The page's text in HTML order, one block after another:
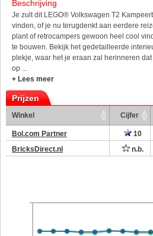
Beschrijving
Je zult dit LEGO® Volkswagen T2
vinden, of je nu terugdenkt aan eerdere
plant of retrocampers gewoon heel cool
te bouwen. Bekijk het gedetailleerde
plekje, waar het je eraan zal herinneren
op ...
+ Lees meer
Prijzen
Winkel Cijfer
Bol.com Partner 10
BricksDirect.nl
n.b.